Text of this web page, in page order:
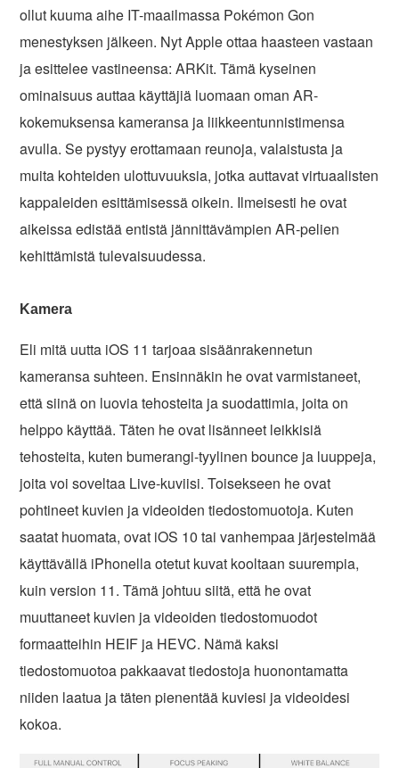
ollut kuuma aihe IT-maailmassa Pokémon Gon
menestyksen jälkeen. Nyt Apple ottaa haasteen vastaan
ja esittelee vastineensa: ARKit. Tämä kyseinen
ominaisuus auttaa käyttäjiä luomaan oman AR-
kokemuksensa kameransa ja liikkeentunnistimensa
avulla. Se pystyy erottamaan reunoja, valaistusta ja
muita kohteiden ulottuvuuksia, jotka auttavat virtuaalisten
kappaleiden esittämisessä oikein. Ilmeisesti he ovat
aikeissa edistää entistä jännittävämpien AR-pelien
kehittämistä tulevaisuudessa.
Kamera
Eli mitä uutta iOS 11 tarjoaa sisäänrakennetun
kameransa suhteen. Ensinnäkin he ovat varmistaneet,
että siinä on luovia tehosteita ja suodattimia, joita on
helppo käyttää. Täten he ovat lisänneet leikkisiä
tehosteita, kuten bumerangi-tyylinen bounce ja luuppeja,
joita voi soveltaa Live-kuviisi. Toisekseen he ovat
pohtineet kuvien ja videoiden tiedostomuotoja. Kuten
saatat huomata, ovat iOS 10 tai vanhempaa järjestelmää
käyttävällä iPhonella otetut kuvat kooltaan suurempia,
kuin version 11. Tämä johtuu siitä, että he ovat
muuttaneet kuvien ja videoiden tiedostomuodot
formaatteihin HEIF ja HEVC. Nämä kaksi
tiedostomuotoa pakkaavat tiedostoja huonontamatta
niiden laatua ja täten pienentää kuviesi ja videoidesi
kokoa.